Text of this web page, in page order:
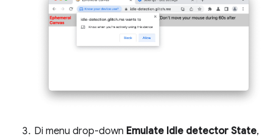
Di menu drop-down Emulate Idle detector State,